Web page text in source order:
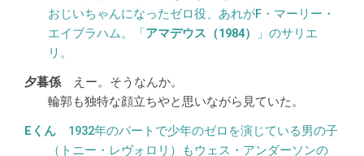
おじいちゃんになったゼロ役、あれがF・マーリー・
エイブラハム。「アマデウス（1984）
」のサリエ
リ。
えー。そうなんか。
輪郭も独特な顔立ちやと思いながら見ていた。
1932年のパートで少年のゼロを演じている男の子
（トニー・レヴォロリ）もウェス・アンダーソンの